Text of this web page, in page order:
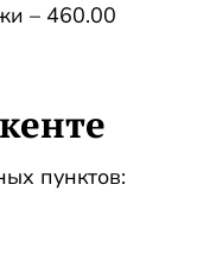
– 460.00
пунктов: